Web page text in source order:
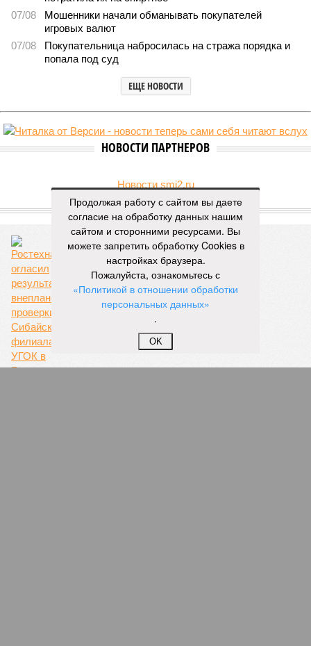
07/08
Мошенники начали обманывать покупателей
игровых валют
07/08
Покупательница набросилась на стража порядка и
попала под суд
ЕЩЕ НОВОСТИ
НОВОСТИ ПАРТНЕРОВ
Новости smi2.ru
ЕЩЕ ИЗ РАЗДЕЛА «ОБЩЕСТВО»
А «рыльце»-то в пушку
Продолжая работу с сайтом вы даете
согласие на обработку данных нашим
сайтом и сторонними ресурсами. Вы
можете запретить обработку Cookies в
настройках браузера.
Пожалуйста, ознакомьтесь с
«Политикой в отношении обработки
персональных данных»
.
OK